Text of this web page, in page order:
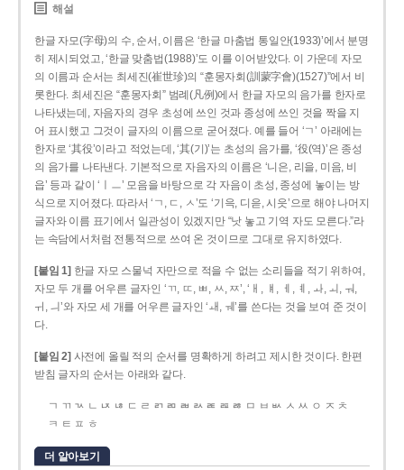
해설
한글 자모(字母)의 수, 순서, 이름은 ‘한글 마춤법 통일안(1933)’에서 분명
히 제시되었고, ‘한글 맞춤법(1988)’도 이를 이어받았다. 이 가운데 자모
의 이름과 순서는 최세진(崔世珍)의 “훈몽자회(訓蒙字會)(1527)”에서 비
롯한다. 최세진은 “훈몽자회” 범례(凡例)에서 한글 자모의 음가를 한자로
나타냈는데, 자음자의 경우 초성에 쓰인 것과 종성에 쓰인 것을 짝을 지
어 표시했고 그것이 글자의 이름으로 굳어졌다. 예를 들어 ‘ㄱ’ 아래에는
한자로 ‘其役’이라고 적었는데, ‘其(기)’는 초성의 음가를, ‘役(역)’은 종성
의 음가를 나타낸다. 기본적으로 자음자의 이름은 ‘니은, 리을, 미음, 비
읍’ 등과 같이 ‘ㅣㅡ’ 모음을 바탕으로 각 자음이 초성, 종성에 놓이는 방
식으로 지어졌다. 따라서 ‘ㄱ, ㄷ, ㅅ’도 ‘기윽, 디읃, 시읏’으로 해야 나머지
글자와 이름 표기에서 일관성이 있겠지만 “낫 놓고 기역 자도 모른다.”라
는 속담에서처럼 전통적으로 쓰여 온 것이므로 그대로 유지하였다.
[붙임 1] 한글 자모 스물넉 자만으로 적을 수 없는 소리들을 적기 위하여,
자모 두 개를 어우른 글자인 ‘ㄲ, ㄸ, ㅃ, ㅆ, ㅉ’, ‘ㅐ, ㅒ, ㅔ, ㅖ, ㅘ, ㅚ, ㅝ,
ㅟ, ㅢ’와 자모 세 개를 어우른 글자인 ‘ㅙ, ㅞ’를 쓴다는 것을 보여 준 것이
다.
[붙임 2] 사전에 올릴 적의 순서를 명확하게 하려고 제시한 것이다. 한편
받침 글자의 순서는 아래와 같다.
ㄱ ㄲ ㄳ ㄴ ㄵ ㄶ ㄷ ㄹ ㄺ ㄻ ㄼ ㄽ ㄾ ㄿ ㅀ ㅁ ㅂ ㅄ ㅅ ㅆ ㅇ ㅈ ㅊ
ㅋ ㅌ ㅍ ㅎ
더 알아보기